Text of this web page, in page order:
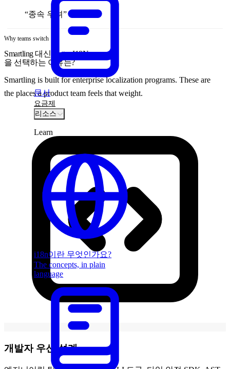
문서
요금제
리소스
Learn
i18n이란 무엇인가요?
The concepts, in plain
language
“종속 우려”
Why teams switch
Smartling 대신 Better I18N
을 선택하는 이유는?
Smartling is built for enterprise localization programs. These are
the places a product team feels that weight.
개발자 우선 설계